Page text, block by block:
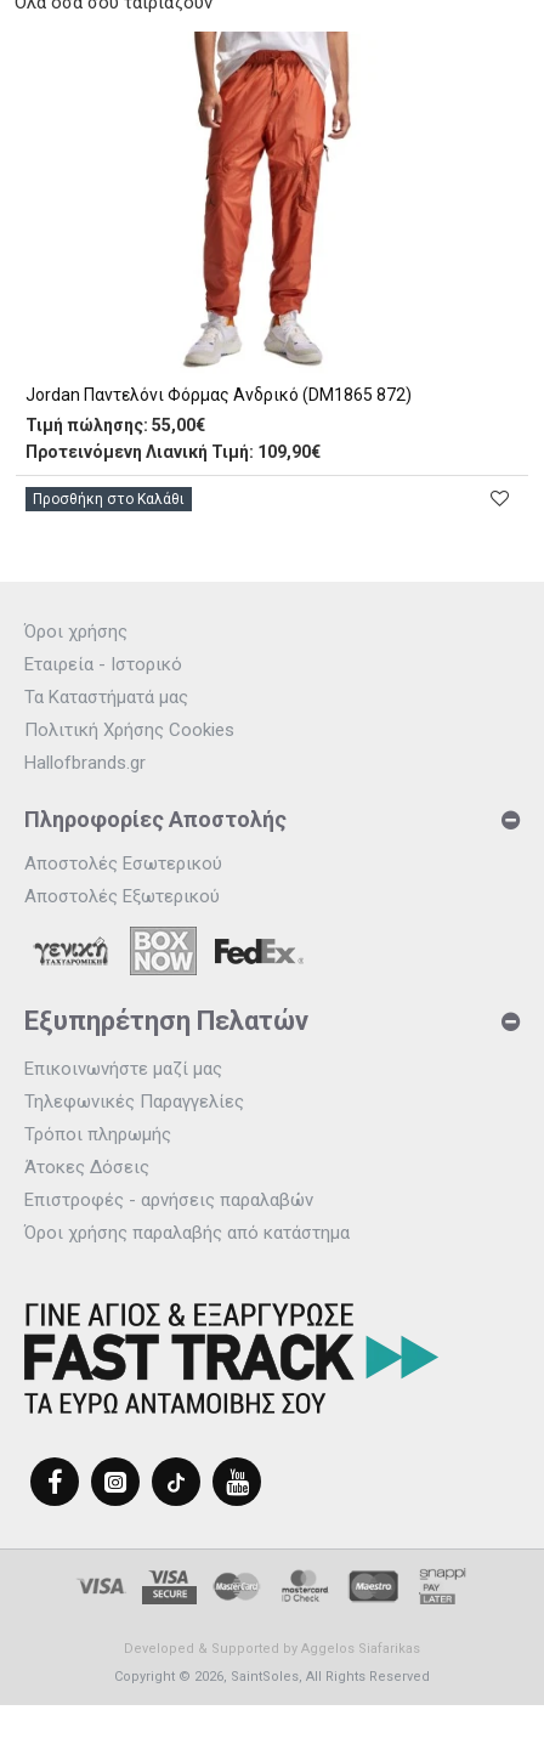
Jordan Παντελόνι Φόρμας Ανδρικό (DM1865 872)
Τιμή πώλησης: 55,00€
Προτεινόμενη Λιανική Τιμή: 109,90€
Προσθήκη στο Καλάθι
Όροι χρήσης
Εταιρεία - Ιστορικό
Τα Καταστήματά μας
Πολιτική Χρήσης Cookies
Hallofbrands.gr
Πληροφορίες Αποστολής
Αποστολές Εσωτερικού
Αποστολές Εξωτερικού
Εξυπηρέτηση Πελατών
Επικοινωνήστε μαζί μας
Τηλεφωνικές Παραγγελίες
Τρόποι πληρωμής
Άτοκες Δόσεις
Επιστροφές - αρνήσεις παραλαβών
Όροι χρήσης παραλαβής από κατάστημα
Developed & Supported by Aggelos Siafarikas
Copyright © 2026, SaintSoles, All Rights Reserved